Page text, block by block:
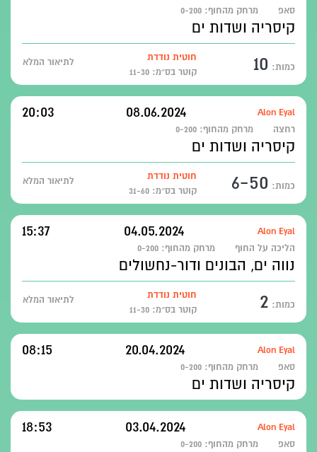
סאפ מרחק מהחוף: 0-200
קיסריה ושדות ים
כמות: 10
חוטית נודדת
קוטר בס״מ: 11-30
לתיאור המלא
Alon Eyal
08.06.2024
20:03
רחצה מרחק מהחוף: 0-200
קיסריה ושדות ים
כמות: 6-50
חוטית נודדת
קוטר בס״מ: 31-60
לתיאור המלא
Alon Eyal
04.05.2024
15:37
הליכה על החוף מרחק מהחוף: 0-200
נווה ים, הבונים ודור-נחשולים
כמות: 2
חוטית נודדת
קוטר בס״מ: 11-30
לתיאור המלא
Alon Eyal
20.04.2024
08:15
סאפ מרחק מהחוף: 0-200
קיסריה ושדות ים
Alon Eyal
03.04.2024
18:53
סאפ מרחק מהחוף: 0-200